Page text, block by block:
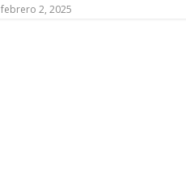
febrero 2, 2025